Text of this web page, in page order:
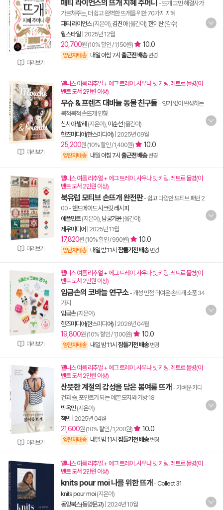
미리보기
패티 라이언스의 뜨개 지혜 주머니 - 뜨개 고민 해결사가
가르쳐주는, 더 쉽고 완벽한 뜨개를 위한 70가지 지혜
패티 라이언스(지은이), 김진아(옮긴이), 한미란(감수)
윌스타일 2025년 12월
20,700원 (10% 할인 / 1,150원) 10.0
양탄자배송 내일 아침 7시 출근전 배송 변경
미리보기
웰니스 여름 리추얼 + 에그 트레이. 사우나 빗 키링. 레트로 물병(이
벤트 도서 2만원 이상)
무슈 & 프렌즈 대바늘 동물 친구들 - 잇기 없이 완성하는
북적북적 손뜨개 인형
신시아 발레 (지은이), 이순선(옮긴이)
한즈미디어(한스미디어) 2025년 09월
25,200원 (10% 할인 / 1,400원) 10.0
양탄자배송 내일 아침 7시 출근전 배송 변경
미리보기
웰니스 여름 리추얼 + 에그 트레이. 사우나 빗 키링. 레트로 물병(이
벤트 도서 2만원 이상)
북유럽 모티브 손뜨개 완전판- 쉽고 다양한 모티브 패턴 2
00 -핸드메이드 시크릿 레시피
애플민트(지은이), 남궁가윤(옮긴이)
제우미디어 2025년 11월
17,820원 (10% 할인 / 990원) 10.0
양탄자배송 내일 밤 11시 잠들기전 배송 변경
미리보기
웰니스 여름 리추얼 + 에그 트레이. 사우나 빗 키링. 레트로 물병(이
벤트 도서 2만원 이상)
임금손의 코바늘 연구소- 개성 만점 귀여운 손뜨개 소품 34
가지
임금손(지은이)
한즈미디어(한스미디어) 2026년 04월
19,800원 (10% 할인 / 1,100원) 10.0
양탄자배송 내일 밤 11시 잠들기전 배송 변경
미리보기
웰니스 여름 리추얼 + 에그 트레이. 사우나 빗 키링. 레트로 물병(이
벤트 도서 2만원 이상)
산뜻한 계절의 감성을 담은 봄여름 뜨개 - 가벼운 카디
건과 숄, 포인트가 되는 예쁜 모자와 가방 18
박옥민(지은이)
책밥| 2025년 04월
21,600원 (10% 할인 / 1,200원) 10.0
양탄자배송 내일 밤 11시 잠들기전 배송 변경
웰니스 여름 리추얼 + 에그 트레이. 사우나 빗 키링. 레트로 물병(이
벤트 도서 2만원 이상)
knits pour moi 나를 위한 뜨개 -Collect 31
knits pour moi (지은이)
동양북스(동양문고) 2024년 10월